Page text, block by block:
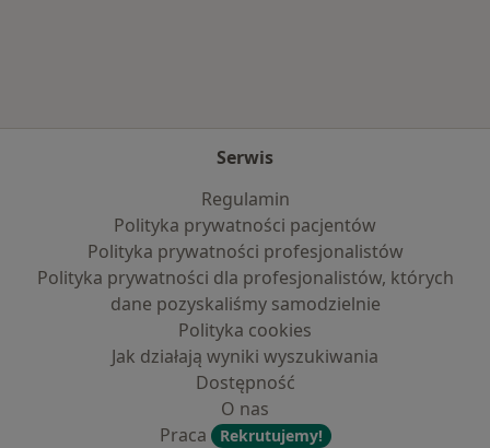
Serwis
Regulamin
Polityka prywatności pacjentów
Polityka prywatności profesjonalistów
Polityka prywatności dla profesjonalistów, których
dane pozyskaliśmy samodzielnie
Polityka cookies
Jak działają wyniki wyszukiwania
Dostępność
O nas
Praca
Rekrutujemy!